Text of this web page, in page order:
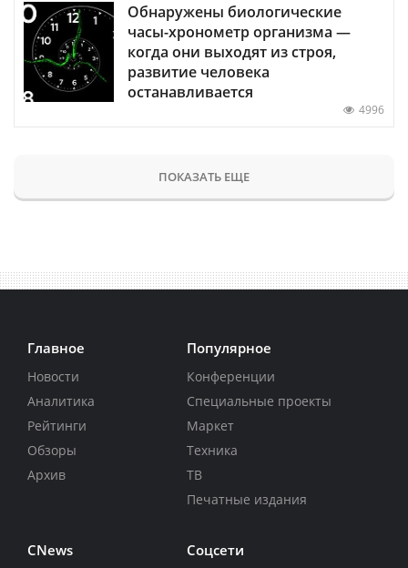
Обнаружены биологические
часы-хронометр организма —
когда они выходят из строя,
развитие человека
останавливается
4996
ПОКАЗАТЬ ЕЩЕ
Главное
Новости
Аналитика
Рейтинги
Обзоры
Архив
Популярное
Конференции
Специальные проекты
Маркет
Техника
ТВ
Печатные издания
CNews Соцсети